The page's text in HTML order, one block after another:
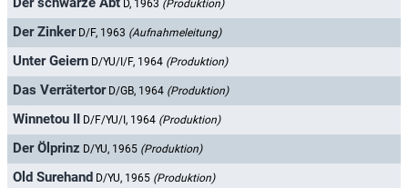
D, 1963 (Produktion)
Der Zinker D/F, 1963 (Aufnahmeleitung)
Unter Geiern D/YU/I/F, 1964 (Produktion)
Das Verrätertor D/GB, 1964 (Produktion)
Winnetou II D/F/YU/I, 1964 (Produktion)
Der Ölprinz D/YU, 1965 (Produktion)
Old Surehand D/YU, 1965 (Produktion)